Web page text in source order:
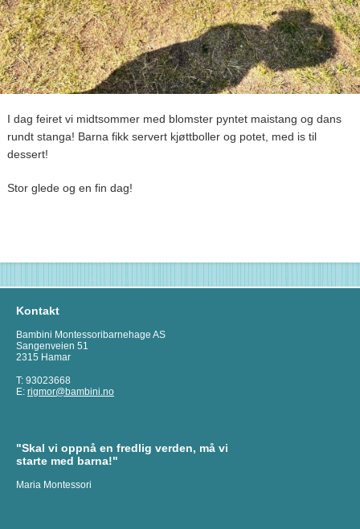
I dag feiret vi midtsommer med blomster pyntet maistang og dans
rundt stanga! Barna fikk servert kjøttboller og potet, med is til
dessert!
Stor glede og en fin dag!
Kontakt
Bambini Montessoribarnehage AS
Sangenveien 51
2315 Hamar
T: 93023668
E: rigmor@bambini.no
"Skal vi oppnå en fredlig verden, må vi
starte med barna!"
Maria Montessori